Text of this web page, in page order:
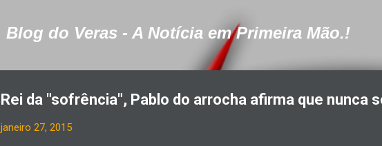
Blog do Veras - A Notícia em Primeira Mão.!
Rei da "sofrência", Pablo do arrocha afirma que nunca
janeiro 27, 2015